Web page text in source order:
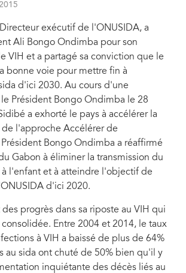
résultats concrets dans la riposte au sida au
devons pas être complaisants. Il est temps d'accélérer
notre objectif d'éliminer l'épidémie de sida. »—Ali
du Gabon
exécutif de l'ONUSIDA, a
Ali Bongo Ondimba pour son
VIH et a partagé sa conviction que le
bonne voie pour mettre fin à
d'ici 2030. Au cours d'une
Président Bongo Ondimba le 28
a exhorté le pays à accélérer la
l'approche Accélérer de
Président Bongo Ondimba a réaffirmé
Gabon à éliminer la transmission du
à l'enfant et à atteindre l'objectif de
d'ici 2020.
des progrès dans sa riposte au VIH qui
Entre 2004 et 2014, le taux
à VIH a baissé de plus de 64%
au sida ont chuté de 50% bien qu'il y
inquiétante des décès liés au